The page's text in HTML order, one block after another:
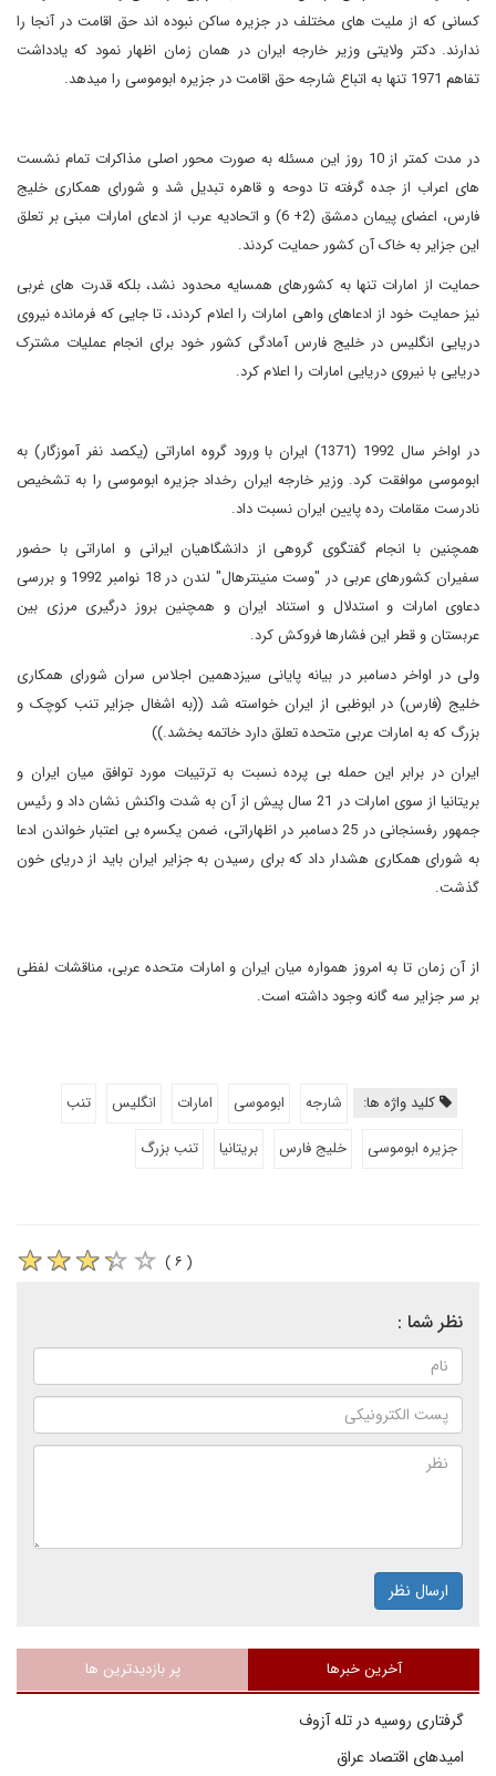
کسانی که از ملیت های مختلف در جزیره ساکن نبوده اند حق اقامت در آنجا را
ندارند. دکتر ولایتی وزیر خارجه ایران در همان زمان اظهار نمود که یادداشت
تفاهم 1971 تنها به اتباع شارجه حق اقامت در جزیره ابوموسی را میدهد.
در مدت کمتر از 10 روز این مسئله به صورت محور اصلی مذاکرات تمام نشست
های اعراب از جده گرفته تا دوحه و قاهره تبدیل شد و شورای همکاری خلیج
فارس، اعضای پیمان دمشق (2+ 6) و اتحادیه عرب از ادعای امارات مبنی بر تعلق
این جزایر به خاک آن کشور حمایت کردند.
حمایت از امارات تنها به کشورهای همسایه محدود نشد، بلکه قدرت های غربی
نیز حمایت خود از ادعاهای واهی امارات را اعلام کردند، تا جایی که فرمانده نیروی
دریایی انگلیس در خلیج فارس آمادگی کشور خود برای انجام عملیات مشترک
دریایی با نیروی دریایی امارات را اعلام کرد.
در اواخر سال 1992 (1371) ایران با ورود گروه اماراتی (یکصد نفر آموزگار) به
ابوموسی موافقت کرد. وزیر خارجه ایران رخداد جزیره ابوموسی را به تشخیص
نادرست مقامات رده پایین ایران نسبت داد.
همچنین با انجام گفتگوی گروهی از دانشگاهیان ایرانی و اماراتی با حضور
سفیران کشورهای عربی در "وست منینترهال" لندن در 18 نوامبر 1992 و بررسی
دعاوی امارات و استدلال و استناد ایران و همچنین بروز درگیری مرزی بین
عربستان و قطر این فشارها فروکش کرد.
ولی در اواخر دسامبر در بیانه پایانی سیزدهمین اجلاس سران شورای همکاری
خلیج (فارس) در ابوظبی از ایران خواسته شد ((به اشغال جزایر تنب کوچک و
بزرگ که به امارات عربی متحده تعلق دارد خاتمه بخشد.))
ایران در برابر این حمله بی پرده نسبت به ترتیبات مورد توافق میان ایران و
بریتانیا از سوی امارات در 21 سال پیش از آن به شدت واکنش نشان داد و رئیس
جمهور رفسنجانی در 25 دسامبر در اظهاراتی، ضمن یکسره بی اعتبار خواندن ادعا
به شورای همکاری هشدار داد که برای رسیدن به جزایر ایران باید از دریای خون
گذشت.
از آن زمان تا به امروز همواره میان ایران و امارات متحده عربی، مناقشات لفظی
بر سر جزایر سه گانه وجود داشته است.
کلید واژه ها: شارجه ابوموسی امارات انگلیس
تنب
جزیره ابوموسی
خلیج فارس بریتانیا تنب بزرگ
( ۶ )
نظر شما :
ارسال نظر
آخرین خبرها پر بازدیدترین ها
گرفتاری روسیه در تله آزوف
امیدهای اقتصاد عراق